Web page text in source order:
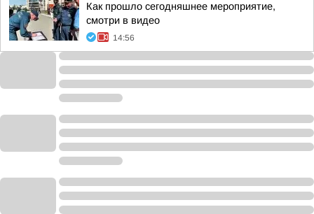
Как прошло сегодняшнее мероприятие,
смотри в видео
14:56